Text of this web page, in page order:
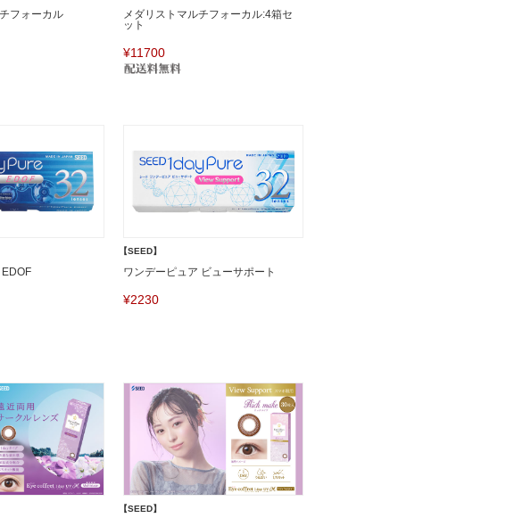
フォーカル
メダリストマルチフォーカル:4箱セ
ット
¥11700
【SEED】
ワンデーピュア ビューサポート
¥2230
【SEED】